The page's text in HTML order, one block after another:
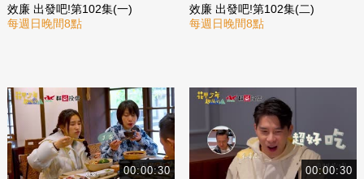
效廉 出發吧!第102集(一)
每週日晚間8點
效廉 出發吧!第102集(二)
每週日晚間8點
00:00:30 00:00:30